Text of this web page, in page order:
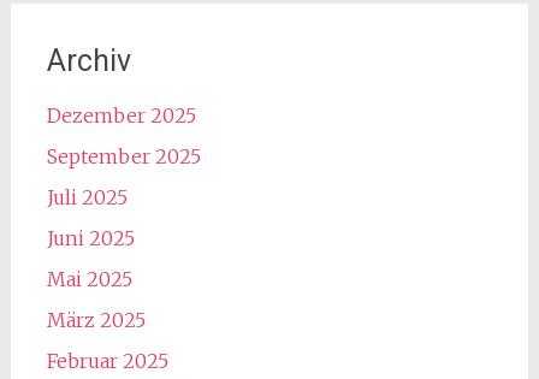
Archiv
Dezember 2025
September 2025
Juli 2025
Juni 2025
Mai 2025
März 2025
Februar 2025